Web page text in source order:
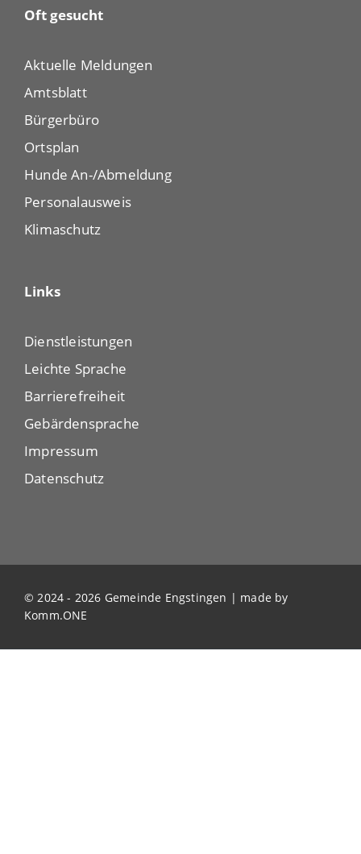
Oft gesucht
Aktuelle Meldungen
Amtsblatt
Bürgerbüro
Ortsplan
Hunde An-/Abmeldung
Personalausweis
Klimaschutz
Links
Dienstleistungen
Leichte Sprache
Barrierefreiheit
Gebärdensprache
Impressum
Datenschutz
© 2024 - 2026 Gemeinde Engstingen | made by
Komm.ONE